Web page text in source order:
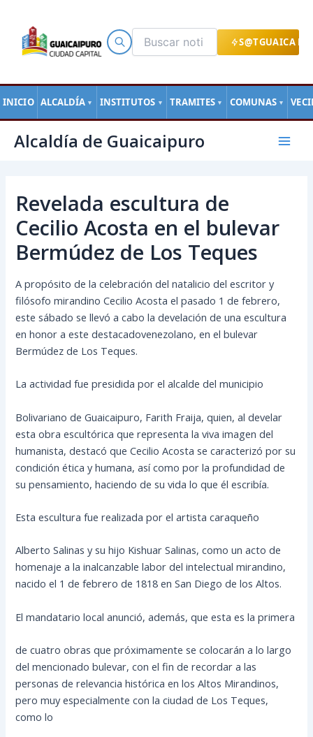
S@TGUAICA
INICIO ALCALDÍA ▼ INSTITUTOS ▼ TRAMITES ▼ COMUNAS ▼
contenido
Alcaldía de Guaicaipuro
Main
Revelada escultura de
Cecilio Acosta en el bulevar
Bermúdez de Los Teques
A propósito de la celebración del natalicio del escritor y
filósofo mirandino Cecilio Acosta el pasado 1 de febrero,
este sábado se llevó a cabo la develación de una escultura
en honor a este destacadovenezolano, en el bulevar
Bermúdez de Los Teques.
La actividad fue presidida por el alcalde del municipio
Bolivariano de Guaicaipuro, Farith Fraija, quien, al develar
esta obra escultórica que representa la viva imagen del
humanista, destacó que Cecilio Acosta se caracterizó por su
condición ética y humana, así como por la profundidad de
su pensamiento, haciendo de su vida lo que él escribía.
Esta escultura fue realizada por el artista caraqueño
Alberto Salinas y su hijo Kishuar Salinas, como un acto de
homenaje a la inalcanzable labor del intelectual mirandino,
nacido el 1 de febrero de 1818 en San Diego de los Altos.
El mandatario local anunció, además, que esta es la primera
de cuatro obras que próximamente se colocarán a lo largo
del mencionado bulevar, con el fin de recordar a las
personas de relevancia histórica en los Altos Mirandinos,
pero muy especialmente con la ciudad de Los Teques,
como lo
de